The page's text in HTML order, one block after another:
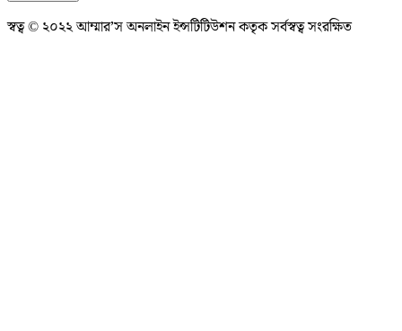
স্বত্ব © ২০২২ আম্মার’স অনলাইন ইন্সটিটিউশন কতৃক সর্বস্বত্ব সংরক্ষিত